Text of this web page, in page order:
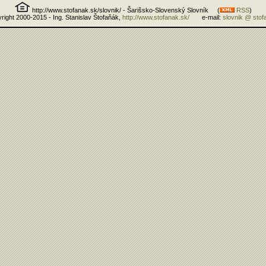
http://www.stofanak.sk/slovnik/ - Šarišsko-Slovenský Slovník ( RSS)
2000-2015 - Ing. Stanislav Štofaňák,
http://www.stofanak.sk/e-mail: slovnik @